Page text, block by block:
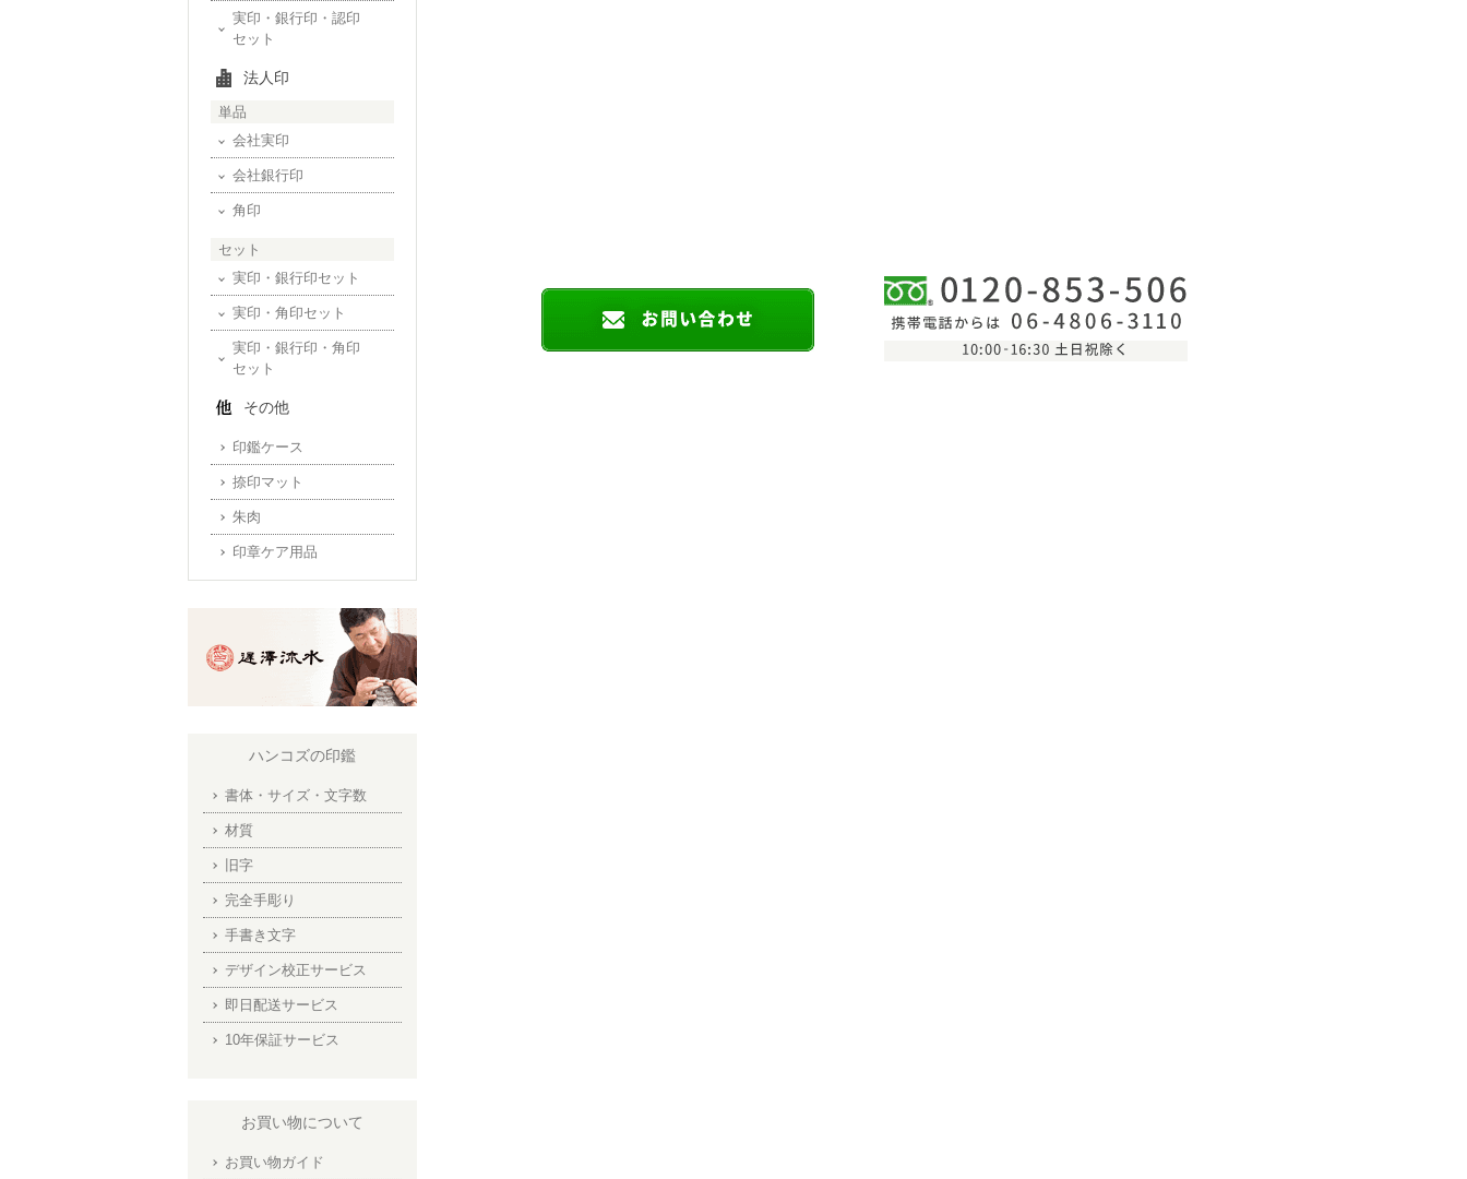
実印・銀行印・認印
セット
法人印
単品
会社実印
会社銀行印
角印
セット
実印・銀行印セット
実印・角印セット
実印・銀行印・角印
セット
その他
印鑑ケース
捺印マット
朱肉
印章ケア用品
ハンコズの印鑑
書体・サイズ・文字数
材質
旧字
完全手彫り
手書き文字
デザイン校正サービス
即日配送サービス
10年保証サービス
お買い物について
お買い物ガイド